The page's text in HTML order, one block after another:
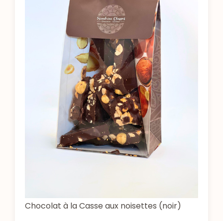
Chocolat à la Casse aux noisettes (noir)